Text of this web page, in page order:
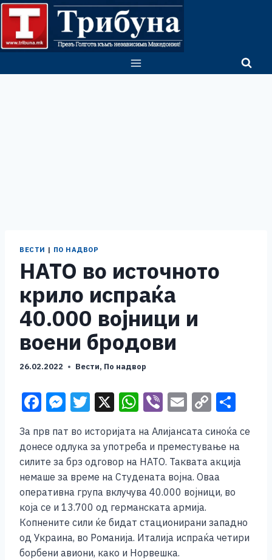
Skip
content
ВЕСТИ | ПО НАДВОР
НАТО во источното
крило испраќа
40.000 војници и
воени бродови
26.02.2022 Вести, По надвор
F
c
e
b
o
o
k
M
ss
e
n
g
er
T
tt
er
X W
at
s
A
p
p
Vi
b
er
E
ai
l
C
p
y
Li
n
k
ar
e
За прв пат во историјата на Алијансата синоќа се
донесе одлука за употреба и преместување на
силите за брз одговор на НАТО. Таквата акција
немаше за време на Студената војна. Оваа
оперативна група вклучува 40.000 војници, во
која се и 13.700 од германската армија.
Копнените сили ќе бидат стационирани западно
од Украина, во Романија. Италија испраќа четири
борбени авиони, како и Норвешка.